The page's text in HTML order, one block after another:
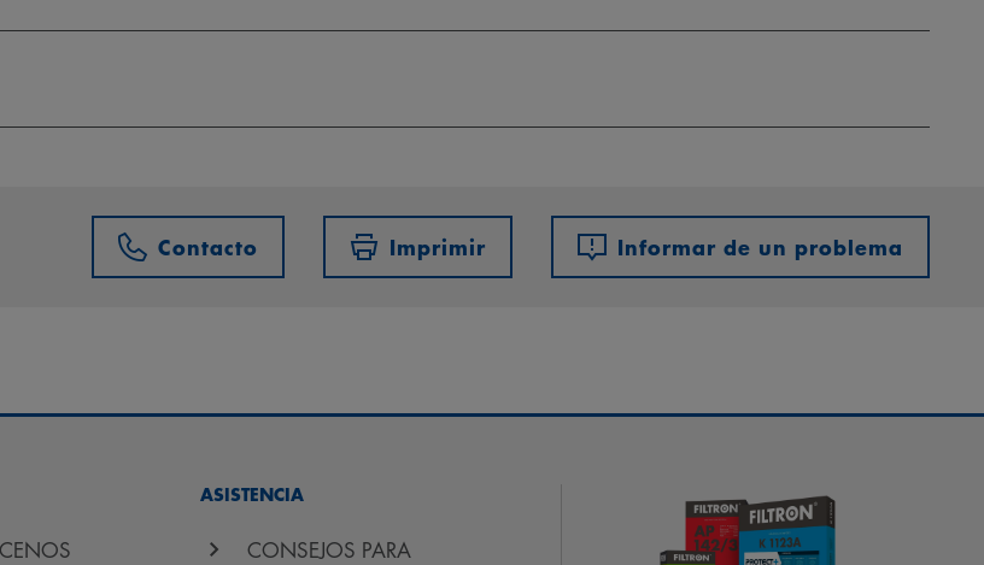
Contacto Imprimir Informar de un problema
ASISTENCIA
CONSEJOS PARA